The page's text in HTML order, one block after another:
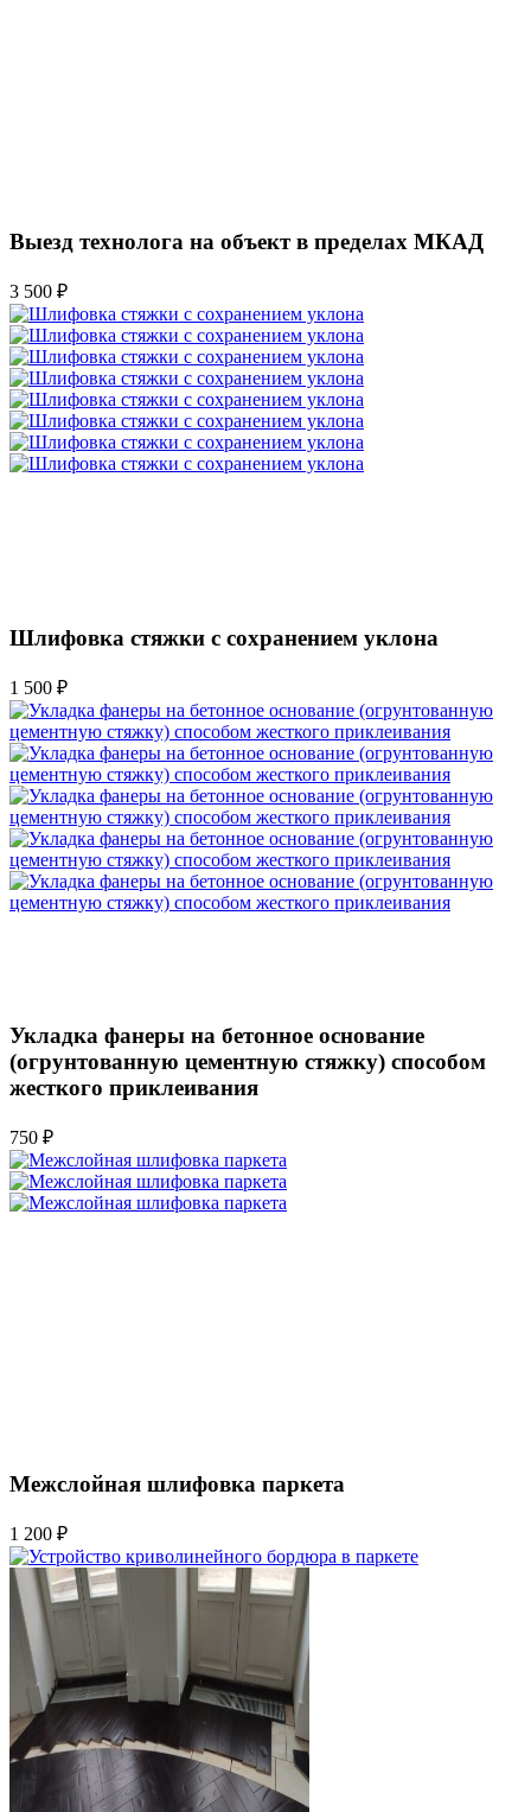
Выезд технолога на объект в пределах МКАД
3 500 ₽
Шлифовка стяжки с сохранением уклона
1 500 ₽
Укладка фанеры на бетонное основание
(огрунтованную цементную стяжку) способом
жесткого приклеивания
750 ₽
Межслойная шлифовка паркета
1 200 ₽